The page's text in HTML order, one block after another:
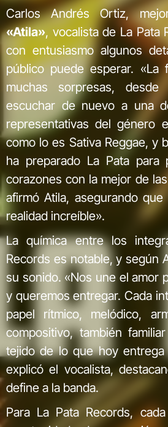
Carlos Andrés Ortiz,
«Atila», vocalista de La Pata
con entusiasmo algunos
público puede esperar. «La
muchas sorpresas,
escuchar de nuevo a una
representativas del género
como lo es Sativa Reggae, y
ha preparado La Pata
corazones con la mejor de
afirmó Atila, asegurando
realidad increíble».
La química entre los
Records es notable, y según
su sonido. «Nos une el amor
y queremos entregar. Cada
papel rítmico, melódico,
compositivo, también
tejido de lo que hoy entrega
explicó el vocalista,
define a la banda.
Para La Pata Records,